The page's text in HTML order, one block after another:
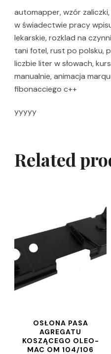
automapper, wzór
w świadectwie pracy
lekarskie, rozklad na
tani fotel, rust po polsku,
liczbie liter w słowach,
manualnie, animacja
fibonacciego c++
yyyyy
Related
OSŁONA PASA
AGREGATU
KOSZĄCEGO OLEO-
MAC OM 104/106